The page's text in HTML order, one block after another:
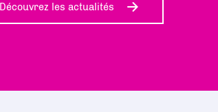
Découvrez les actualités